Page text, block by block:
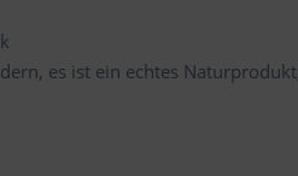
es ist ein echtes